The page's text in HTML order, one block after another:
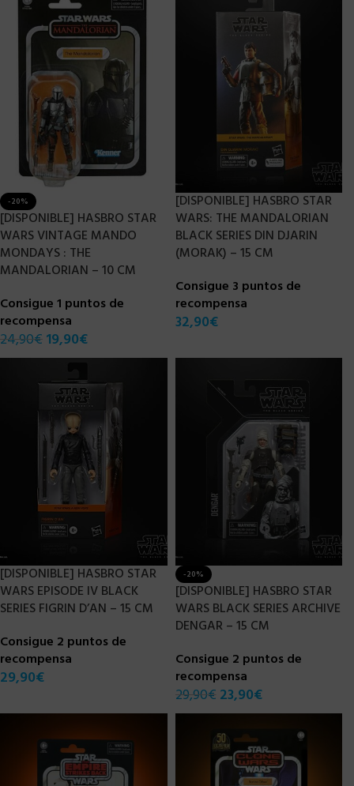
-20%
[DISPONIBLE] HASBRO STAR
WARS VINTAGE MANDO
MONDAYS : THE
MANDALORIAN – 10 CM
Consigue 1 puntos de
recompensa
24,90€ 19,90€
[DISPONIBLE] HASBRO STAR
WARS: THE MANDALORIAN
BLACK SERIES DIN DJARIN
(MORAK) – 15 CM
Consigue 3 puntos de
recompensa
32,90€
[DISPONIBLE] HASBRO STAR
WARS EPISODE IV BLACK
SERIES FIGRIN D’AN – 15 CM
Consigue 2 puntos de
recompensa
29,90€
-20%
[DISPONIBLE] HASBRO STAR
WARS BLACK SERIES ARCHIVE
DENGAR – 15 CM
Consigue 2 puntos de
recompensa
29,90€ 23,90€